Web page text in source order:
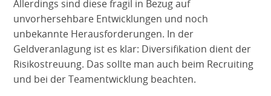
Allerdings sind diese fragil in Bezug auf
unvorhersehbare Entwicklungen und noch
unbekannte Herausforderungen. In der
Geldveranlagung ist es klar: Diversifikation dient der
Risikostreuung. Das sollte man auch beim Recruiting
und bei der Teamentwicklung beachten.